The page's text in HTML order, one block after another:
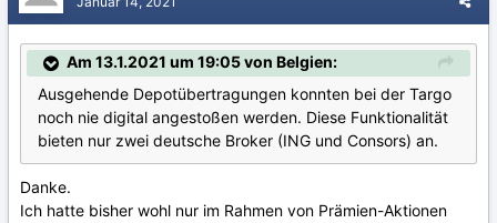
Am 13.1.2021 um 19:05 von Belgien:
Ausgehende Depotübertragungen konnten bei der Targo
noch nie digital angestoßen werden. Diese Funktionalität
bieten nur zwei deutsche Broker (ING und Consors) an.
Danke.
Ich hatte bisher wohl nur im Rahmen von Prämien-Aktionen